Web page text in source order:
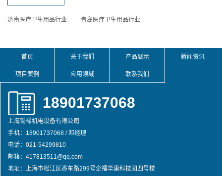
济南医疗卫生用品行业 青岛医疗卫生用品行业
首页 关于我们 产品展示 新闻资讯
项目案例 应用领域 联系我们
18901737068
上海锡䘵机电设备有限公司
手机：18901737068 / 邓经理
电话：021-54299810
邮箱：417813511@qq.com
地址：上海市松江区香车路299号企福华康科技园四号楼